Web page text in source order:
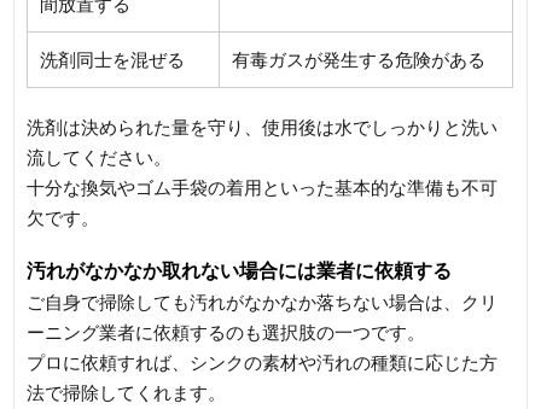
間放置する
洗剤同士を混ぜる 有毒ガスが発生する危険がある
洗剤は決められた量を守り、使用後は水でしっかりと洗い
流してください。
十分な換気やゴム手袋の着用といった基本的な準備も不可
欠です。
汚れがなかなか取れない場合には業者に依頼する
ご自身で掃除しても汚れがなかなか落ちない場合は、クリ
ーニング業者に依頼するのも選択肢の一つです。
プロに依頼すれば、シンクの素材や汚れの種類に応じた方
法で掃除してくれます。